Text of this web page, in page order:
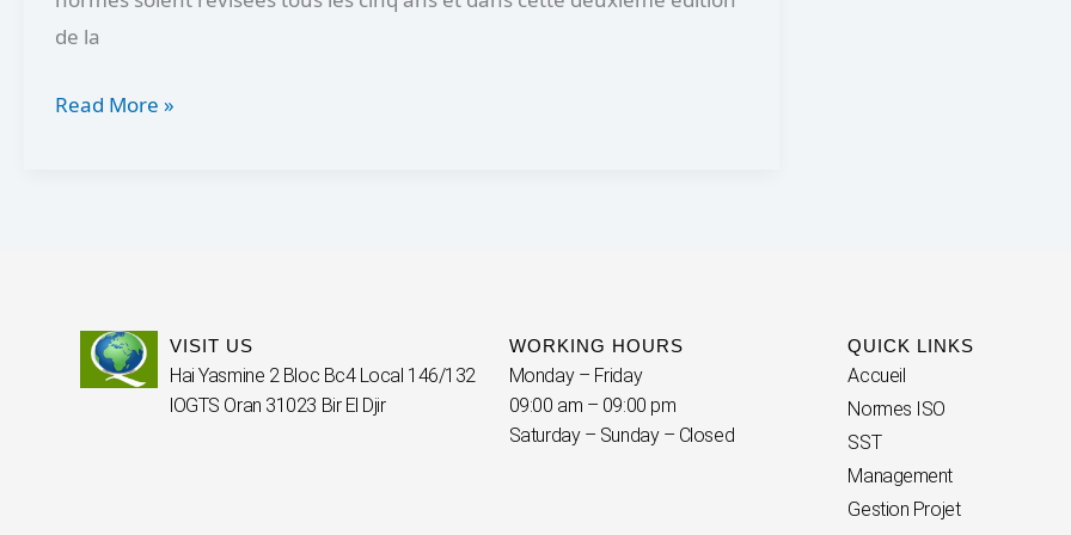
de la
Read More »
VISIT US
Hai Yasmine 2 Bloc Bc4 Local 146/132
lOGTS Oran 31023 Bir El Djir
WORKING HOURS
Monday – Friday
09:00 am – 09:00 pm
Saturday – Sunday – Closed
QUICK LINKS
Accueil
Normes ISO
SST
Management
Gestion Projet